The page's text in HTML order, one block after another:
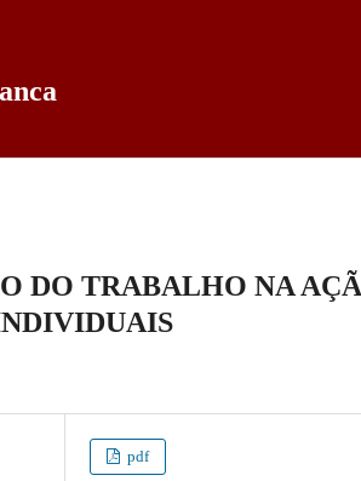
DO TRABALHO NA
pdf